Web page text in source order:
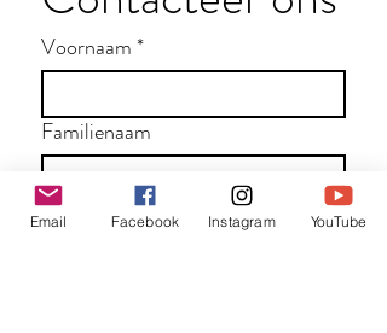
Voornaam*
Familienaam
E-mail *
Email Facebook Instagram YouTube